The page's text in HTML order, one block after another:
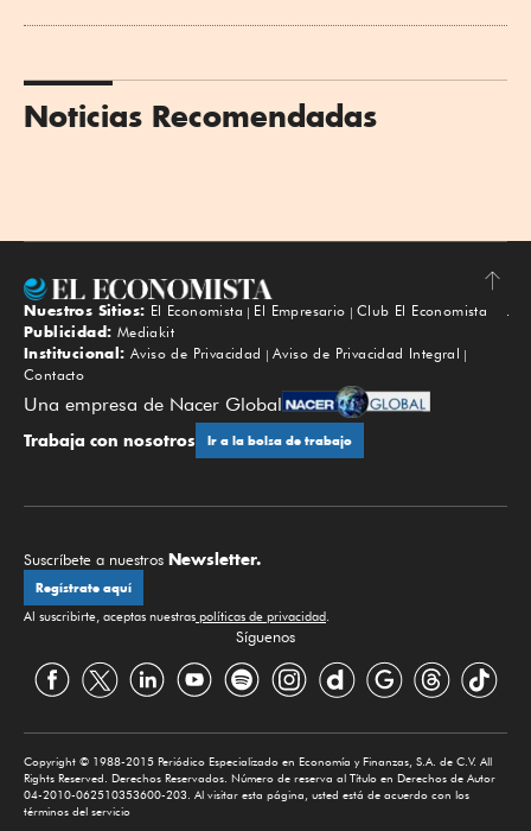
Noticias Recomendadas
Subir
Nuestros Sitios: El Economista El Empresario
Club El Economista
Publicidad: Mediakit
Institucional: Aviso de Privacidad
Aviso de Privacidad Integral
Contacto
Una empresa de Nacer Global
Trabaja con nosotros Ir a la bolsa de trabajo
Suscríbete a nuestros Newsletter.
Regístrate aquí
Al suscribirte, aceptas nuestras políticas de privacidad.
Síguenos
Copyright © 1988-2015 Periódico Especializado en Economía y Finanzas, S.A. de C.V. All
Rights Reserved. Derechos Reservados. Número de reserva al Título en Derechos de Autor
04-2010-062510353600-203. Al visitar esta página, usted está de acuerdo con los
términos del servicio